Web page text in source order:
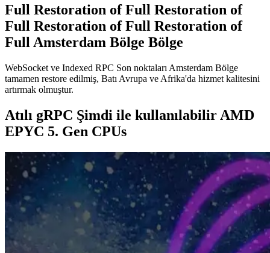
Full Restoration of Full Restoration of
Full Restoration of Full Restoration of
Full Amsterdam Bölge Bölge
WebSocket ve Indexed RPC Son noktaları Amsterdam Bölge
tamamen restore edilmiş, Batı Avrupa ve Afrika'da hizmet kalitesini
artırmak olmuştur.
Atılı gRPC Şimdi ile kullanılabilir AMD
EPYC 5. Gen CPUs